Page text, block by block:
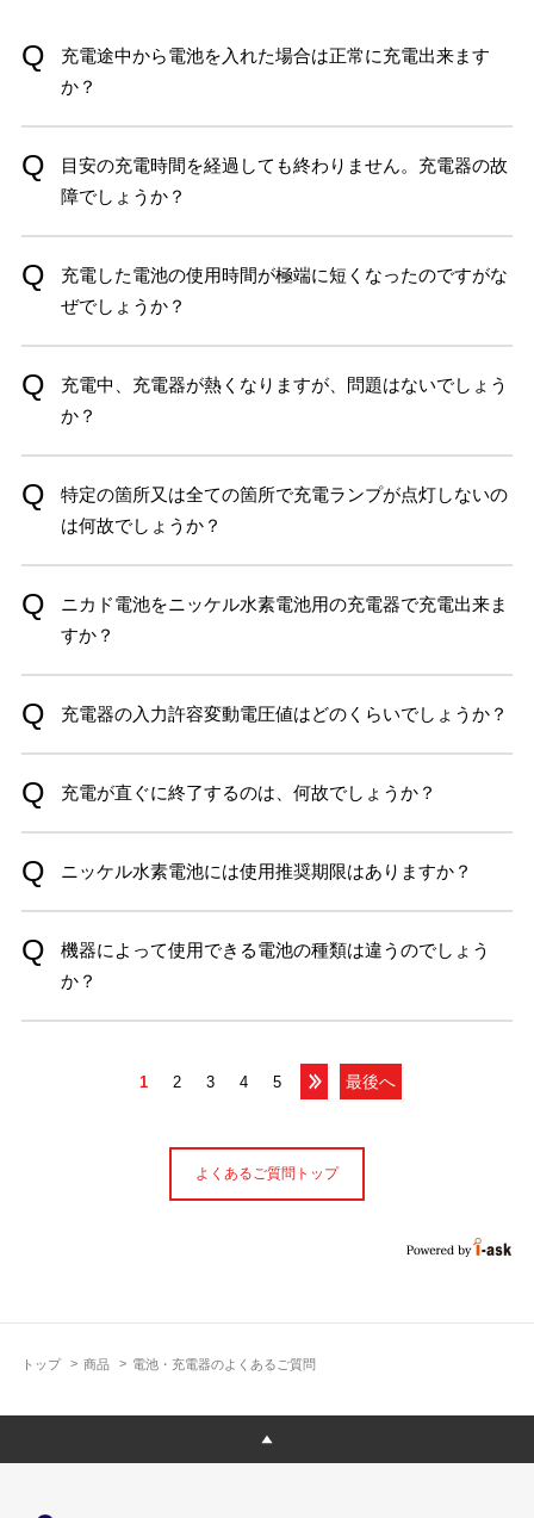
トップ 商品 電池・充電器のよくあるご質問
充電途中から電池を入れた場合は正常に充電出来ます
か？
目安の充電時間を経過しても終わりません。充電器の故
障でしょうか？
充電した電池の使用時間が極端に短くなったのですがな
ぜでしょうか？
充電中、充電器が熱くなりますが、問題はないでしょう
か？
特定の箇所又は全ての箇所で充電ランプが点灯しないの
は何故でしょうか？
ニカド電池をニッケル水素電池用の充電器で充電出来ま
すか？
充電器の入力許容変動電圧値はどのくらいでしょうか？
充電が直ぐに終了するのは、何故でしょうか？
ニッケル水素電池には使用推奨期限はありますか？
機器によって使用できる電池の種類は違うのでしょう
か？
1 2 3 4 5 最後へ
よくあるご質問トップ